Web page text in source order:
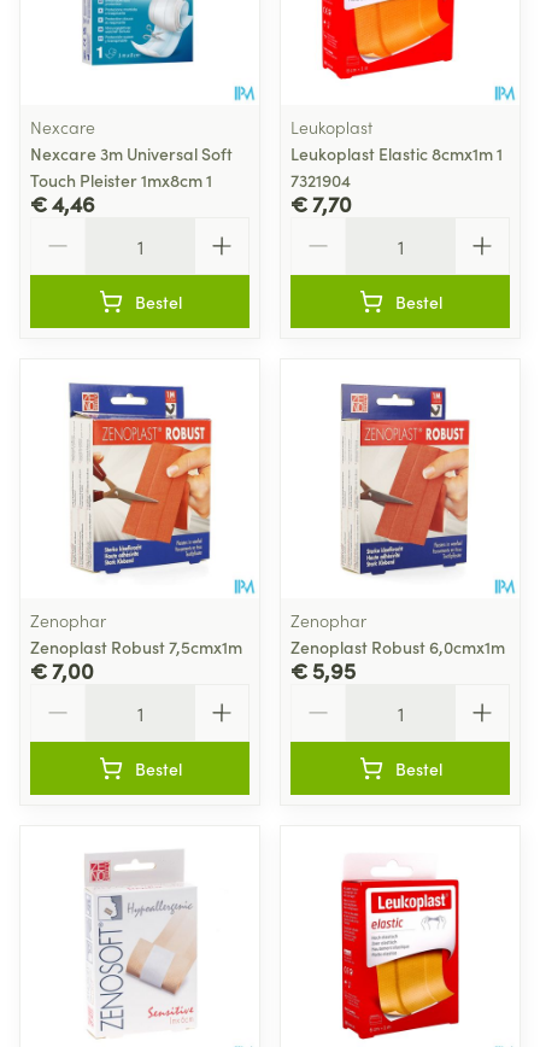
Nexcare
Nexcare 3m Universal Soft
Touch Pleister 1mx8cm 1
€ 4,46
Bestel
Leukoplast
Leukoplast Elastic 8cmx1m 1
7321904
€ 7,70
Bestel
Zenophar
Zenoplast Robust 7,5cmx1m
€ 7,00
Bestel
Zenophar
Zenoplast Robust 6,0cmx1m
€ 5,95
Bestel